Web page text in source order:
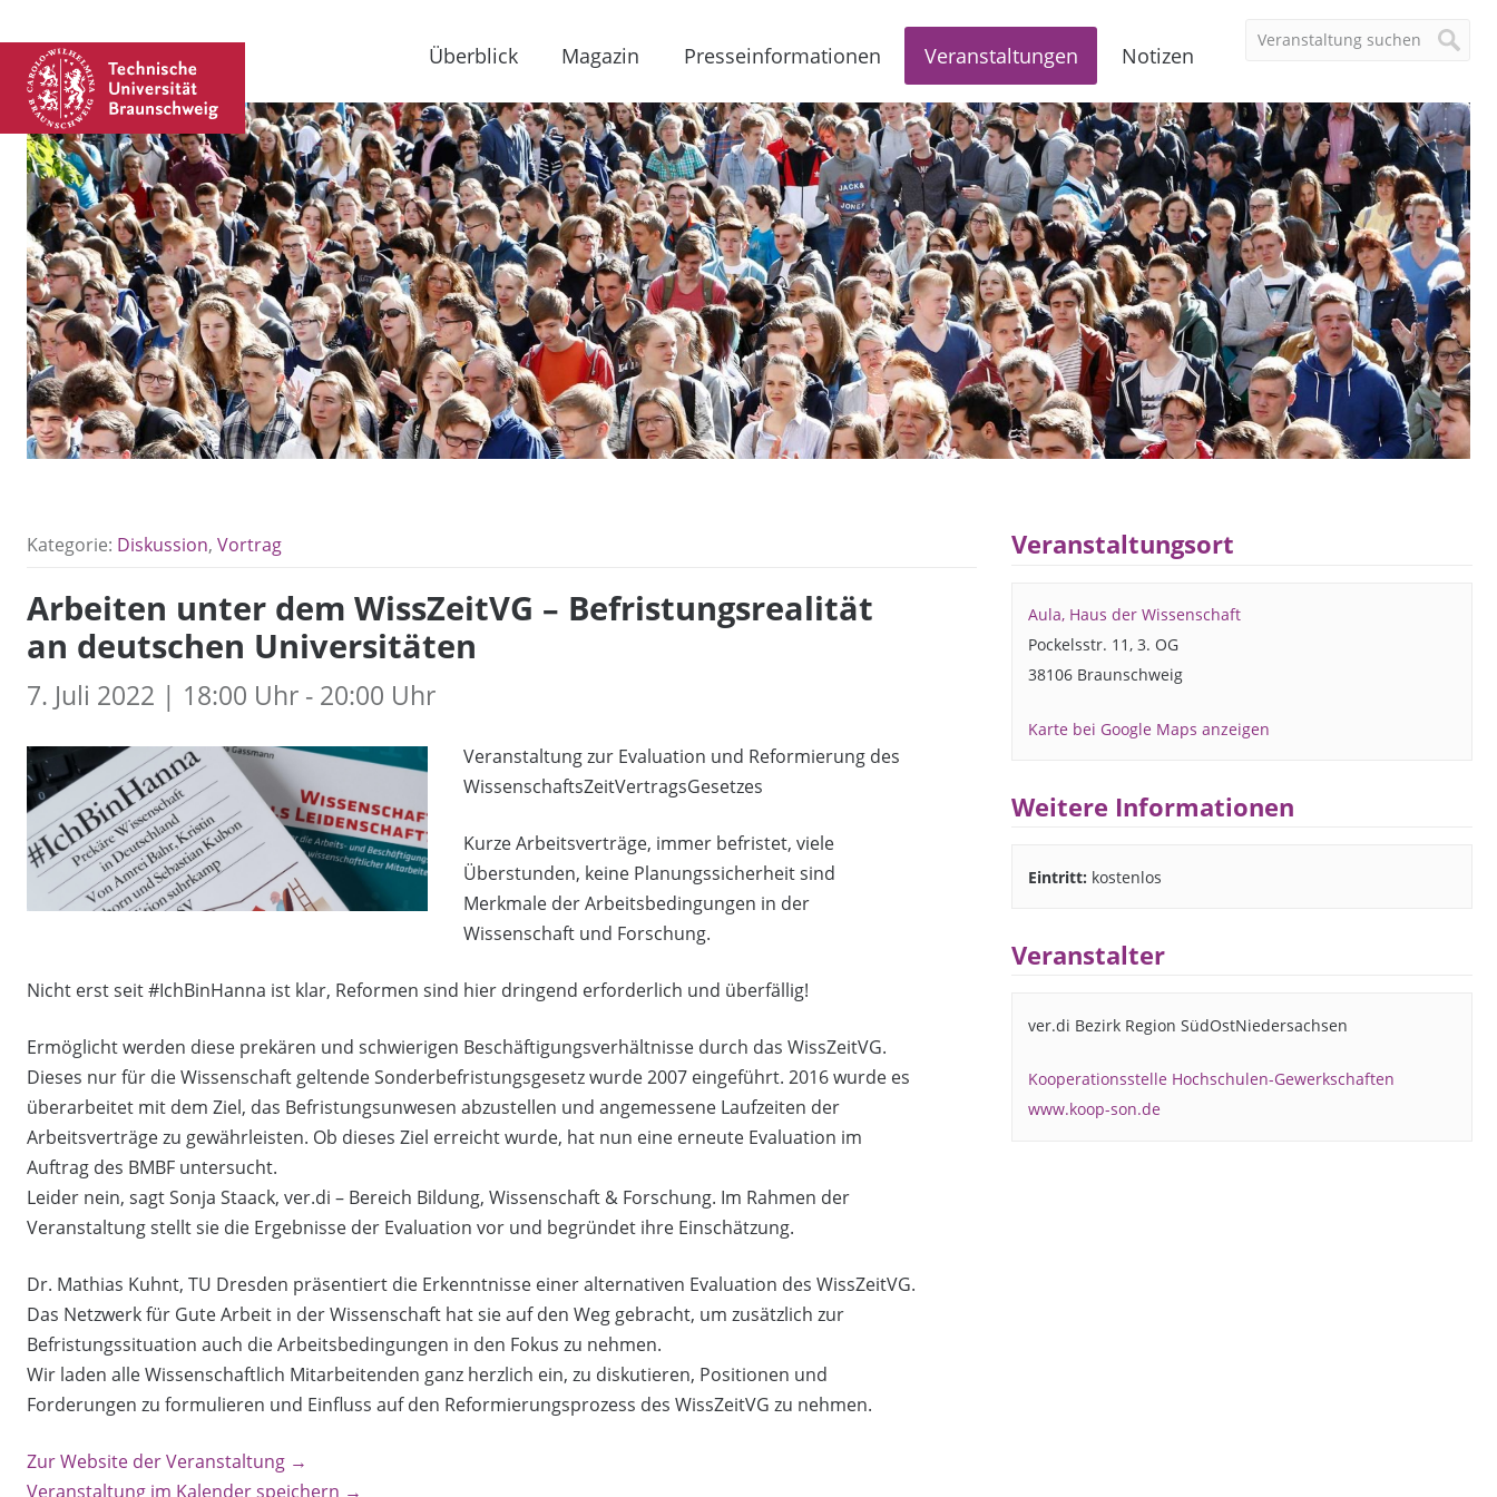
Überblick Magazin Presseinformationen Veranstaltungen Notizen
Kategorie: Diskussion, Vortrag
Arbeiten unter dem WissZeitVG – Befristungsrealität
an deutschen Universitäten
7. Juli 2022 | 18:00 Uhr - 20:00 Uhr
Veranstaltung zur Evaluation und Reformierung des
WissenschaftsZeitVertragsGesetzes
Kurze Arbeitsverträge, immer befristet, viele
Überstunden, keine Planungssicherheit sind
Merkmale der Arbeitsbedingungen in der
Wissenschaft und Forschung.
Nicht erst seit #IchBinHanna ist klar, Reformen sind hier dringend erforderlich und überfällig!
Ermöglicht werden diese prekären und schwierigen Beschäftigungsverhältnisse durch das WissZeitVG.
Dieses nur für die Wissenschaft geltende Sonderbefristungsgesetz wurde 2007 eingeführt. 2016 wurde es
überarbeitet mit dem Ziel, das Befristungsunwesen abzustellen und angemessene Laufzeiten der
Arbeitsverträge zu gewährleisten. Ob dieses Ziel erreicht wurde, hat nun eine erneute Evaluation im
Auftrag des BMBF untersucht.
Leider nein, sagt Sonja Staack, ver.di – Bereich Bildung, Wissenschaft & Forschung. Im Rahmen der
Veranstaltung stellt sie die Ergebnisse der Evaluation vor und begründet ihre Einschätzung.
Dr. Mathias Kuhnt, TU Dresden präsentiert die Erkenntnisse einer alternativen Evaluation des WissZeitVG.
Das Netzwerk für Gute Arbeit in der Wissenschaft hat sie auf den Weg gebracht, um zusätzlich zur
Befristungssituation auch die Arbeitsbedingungen in den Fokus zu nehmen.
Wir laden alle Wissenschaftlich Mitarbeitenden ganz herzlich ein, zu diskutieren, Positionen und
Forderungen zu formulieren und Einfluss auf den Reformierungsprozess des WissZeitVG zu nehmen.
Zur Website der Veranstaltung →
Veranstaltung im Kalender speichern →
Veranstaltungsort
Aula, Haus der Wissenschaft
Pockelsstr. 11, 3. OG
38106 Braunschweig
Karte bei Google Maps anzeigen
Weitere Informationen
Eintritt: kostenlos
Veranstalter
ver.di Bezirk Region SüdOstNiedersachsen
Kooperationsstelle Hochschulen-Gewerkschaften
www.koop-son.de